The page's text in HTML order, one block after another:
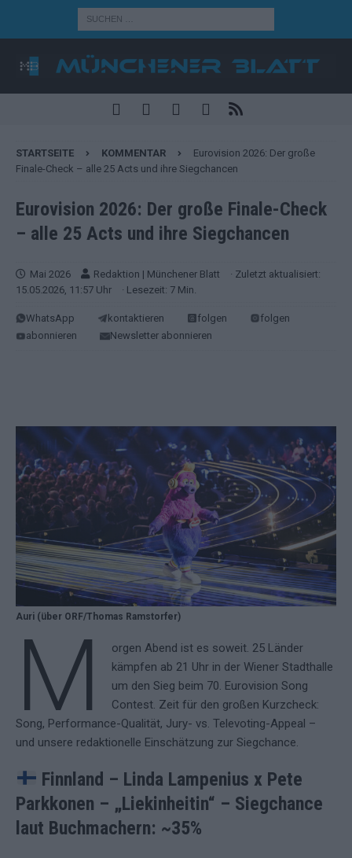
STARTSEITE KOMMENTAR
Eurovision 2026: Der große
Finale-Check – alle 25 Acts und ihre Siegchancen
Eurovision 2026: Der große Finale-Check
– alle 25 Acts und ihre Siegchancen
Mai 2026 Redaktion | Münchener Blatt
· Zuletzt aktualisiert:
15.05.2026, 11:57 Uhr
· Lesezeit: 7 Min.
WhatsApp kontaktieren folgen
folgen
abonnieren
Newsletter abonnieren
Auri (über ORF/Thomas Ramstorfer)
M
orgen Abend ist es soweit. 25 Länder
kämpfen ab 21 Uhr in der Wiener Stadthalle
um den Sieg beim 70. Eurovision Song
Contest. Zeit für den großen Kurzcheck:
Song, Performance-Qualität, Jury- vs. Televoting-Appeal –
und unsere redaktionelle Einschätzung zur Siegchance.
Finnland – Linda Lampenius x Pete
Parkkonen – „Liekinheitin“ – Siegchance
laut Buchmachern: ~35%